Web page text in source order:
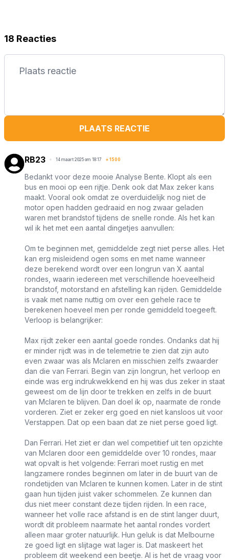
18 Reacties
PLAATS REACTIE
RB23 14 maart 2025 om 18:17 + 1500
Bedankt voor deze mooie Analyse Bente. Klopt als een
bus en mooi op een rijtje. Denk ook dat Max zeker kans
maakt. Vooral ook omdat ze overduidelijk nog niet de
motor open hadden gedraaid en nog zwaar geladen
waren met brandstof tijdens de snelle ronde. Als het kan
wil ik het met een aantal dingetjes aanvullen:
Om te beginnen met, gemiddelde zegt niet perse alles. Het
kan erg misleidend ogen soms en met name wanneer
deze berekend wordt over een longrun van X aantal
rondes, waarin iedereen met verschillende hoeveelheid
brandstof, motorstand en afstelling kan rijden. Gemiddelde
is vaak met name nuttig om over een gehele race te
berekenen hoeveel men per ronde gemiddeld toegeeft.
Verloop is belangrijker:
Max rijdt zeker een aantal goede rondes. Ondanks dat hij
er minder rijdt was in de telemetrie te zien dat zijn auto
even zwaar was als Mclaren en misschien zelfs zwaarder
dan die van Ferrari. Begin van zijn longrun, het verloop en
einde was erg indrukwekkend en hij was dus zeker in staat
geweest om de lijn door te trekken en zelfs in de buurt
van Mclaren te blijven. Dan doel ik op, naarmate de ronde
vorderen. Ziet er zeker erg goed en niet kansloos uit voor
Verstappen. Dat op een baan dat ze niet perse goed ligt.
Dan Ferrari. Het ziet er dan wel competitief uit ten opzichte
van Mclaren door een gemiddelde over 10 rondes, maar
wat opvalt is het volgende: Ferrari moet rustig en met
langzamere rondes beginnen om later in de buurt van de
rondetijden van Mclaren te kunnen komen. Later in de stint
gaan hun tijden juist vaker schommelen. Ze kunnen dan
dus niet meer constant deze tijden rijden. In een race,
wanneer het volle race afstand is en de stint langer duurt,
wordt dit probleem naarmate het aantal rondes vordert
alleen maar groter natuurlijk. Hun geluk is dat Melbourne
ze goed ligt en slijtage wat lager is. Dat maskeert het
probleem dit weekend een beetje. Al is het de vraag voor